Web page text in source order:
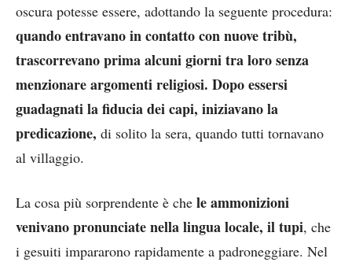
oscura potesse essere, adottando la seguente procedura:
quando entravano in contatto con nuove tribù,
trascorrevano prima alcuni giorni tra loro senza
menzionare argomenti religiosi. Dopo essersi
guadagnati la fiducia dei capi, iniziavano la
predicazione, di solito la sera, quando tutti tornavano
al villaggio.
La cosa più sorprendente è che le ammonizioni
venivano pronunciate nella lingua locale, il tupi, che
i gesuiti impararono rapidamente a padroneggiare. Nel